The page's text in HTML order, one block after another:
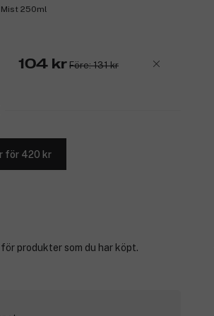
250ml
104 kr Före: 131 kr
för 420 kr
produkter som du har köpt.